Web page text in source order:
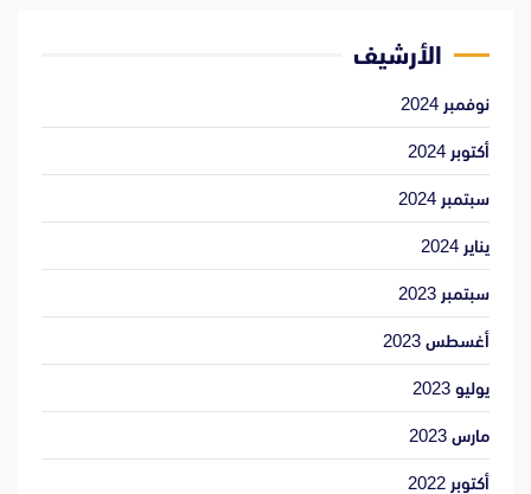
الأرشيف
نوفمبر 2024
أكتوبر 2024
سبتمبر 2024
يناير 2024
سبتمبر 2023
أغسطس 2023
يوليو 2023
مارس 2023
أكتوبر 2022